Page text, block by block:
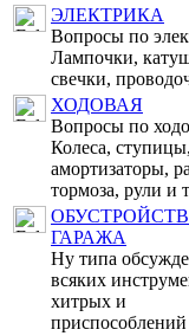
ЭЛЕКТРИКА
Вопросы по
Лампочки,
свечки,
ХОДОВАЯ
Вопросы по
Колеса, ступицы,
амортизаторы,
тормоза, рули и
ГАРАЖА
Ну типа
всяких
хитрых и
приспособлений